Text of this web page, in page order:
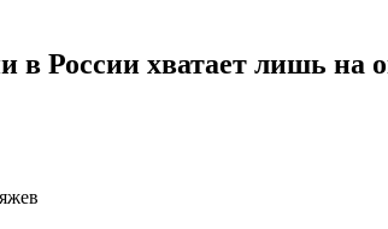
в России хватает лишь